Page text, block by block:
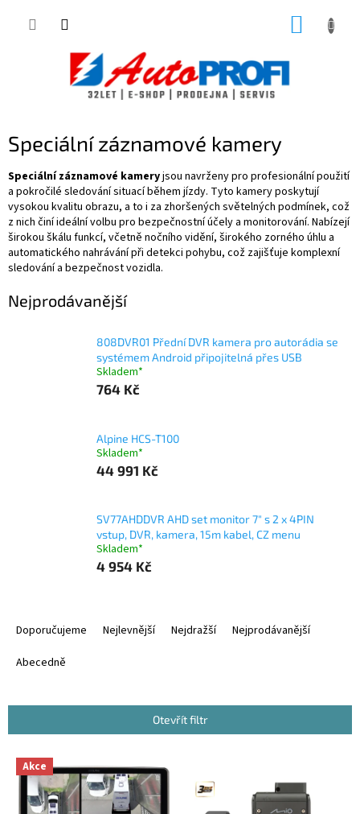
Speciální záznamové kamery
Speciální záznamové kameryjsou navrženy pro profesionální použití
a pokročilé sledování situací během jízdy. Tyto kamery poskytují
vysokou kvalitu obrazu, a to i za zhoršených světelných podmínek, což
z nich činí ideální volbu pro bezpečnostní účely a monitorování. Nabízejí
širokou škálu funkcí, včetně nočního vidění, širokého zorného úhlu a
automatického nahrávání při detekci pohybu, což zajišťuje komplexní
sledování a bezpečnost vozidla.
Nejprodávanější
808DVR01 Přední DVR kamera pro autorádia se
systémem Android připojitelná přes USB
Skladem*
764 Kč
Alpine HCS-T100
Skladem*
44 991 Kč
SV77AHDDVR AHD set monitor 7" s 2 x 4PIN
vstup, DVR, kamera, 15m kabel, CZ menu
Skladem*
4 954 Kč
r
Doporučujeme Nejlevnější Nejdražší
Nejprodávanější
Abecedně
Otevřít filtr
V Akce